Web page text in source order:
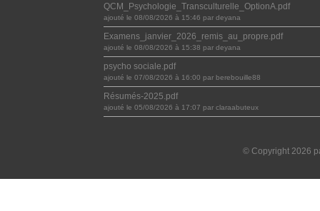
QCM_Psychologie_Transculturelle_OptionA.pdf
ajouté le 08/08/2026 à 15:46 par deyana
Examens_janvier_2026_remis_au_propre.pdf
ajouté le 08/08/2026 à 15:38 par deyana
psycho sociale.pdf
ajouté le 07/08/2026 à 16:00 par berebouille88
Résumés-2025.pdf
ajouté le 05/08/2026 à 17:07 par claraabuteux
© Copyright 2026